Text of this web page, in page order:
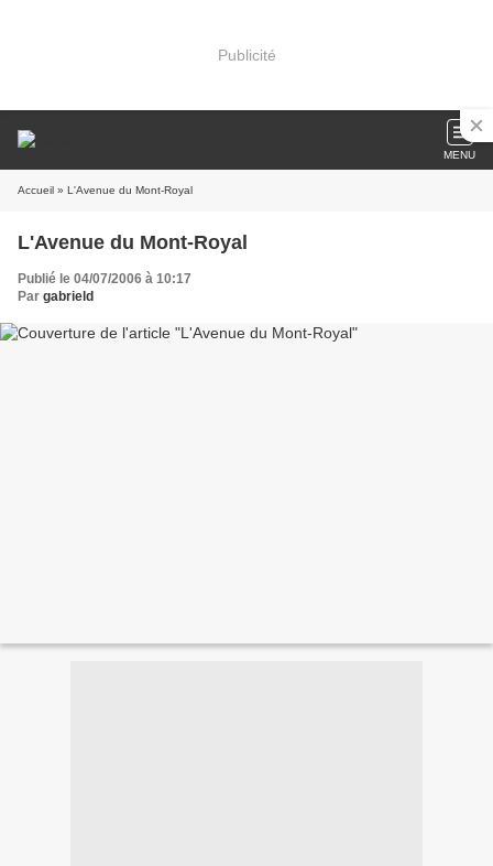
Publicité
MENU
Accueil » L'Avenue du Mont-Royal
L'Avenue du Mont-Royal
Publié le 04/07/2006 à 10:17
Par gabrield